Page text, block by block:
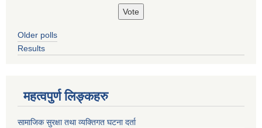
Older polls
Results
महत्वपुर्ण लिङ्कहरु
सामाजिक सुरक्षा तथा व्यक्तिगत घटना दर्ता